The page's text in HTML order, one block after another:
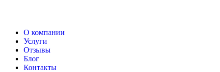
О компании
Услуги
Отзывы
Блог
Контакты